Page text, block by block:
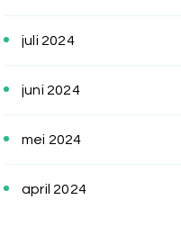
juli 2024
juni 2024
mei 2024
april 2024